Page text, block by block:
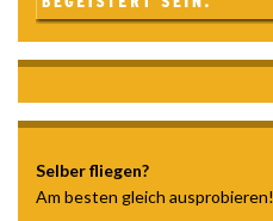
Selber fliegen?
Am besten gleich ausprobieren!